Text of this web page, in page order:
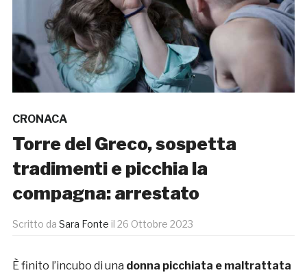
CRONACA
Torre del Greco, sospetta
tradimenti e picchia la
compagna: arrestato
Scritto da Sara Fonte il 26 Ottobre 2023
È finito l’incubo di una donna picchiata e maltrattata